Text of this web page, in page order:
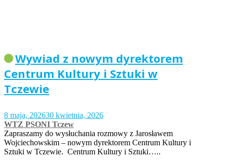
Wywiad z nowym dyrektorem
Centrum Kultury i Sztuki w
Tczewie
8 maja, 202630 kwietnia, 2026
WTZ PSONI Tczew
Zapraszamy do wysłuchania rozmowy z Jarosławem
Wojciechowskim – nowym dyrektorem Centrum Kultury i
Sztuki w Tczewie. Centrum Kultury i Sztuki…..